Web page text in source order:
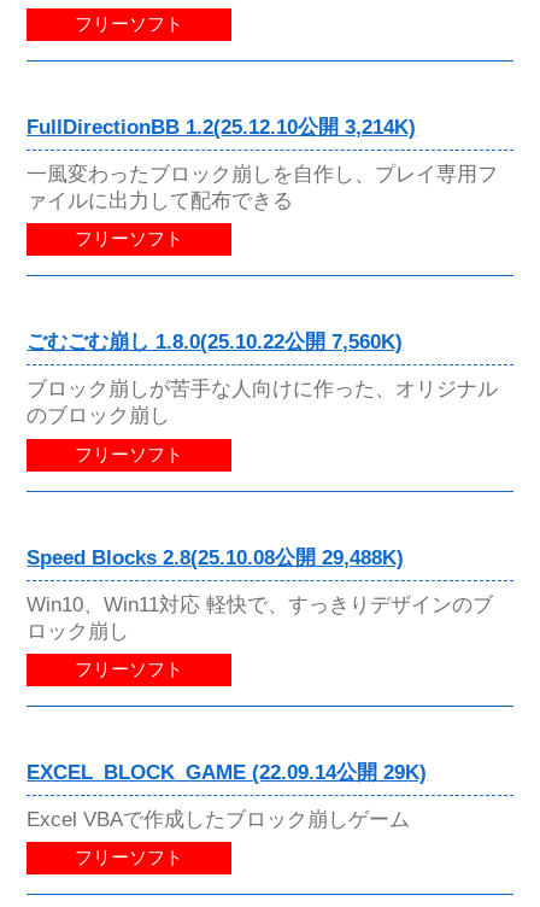
フリーソフト
FullDirectionBB 1.2(25.12.10公開 3,214K)
一風変わったブロック崩しを自作し、プレイ専用フ
ァイルに出力して配布できる
フリーソフト
ごむごむ崩し 1.8.0(25.10.22公開 7,560K)
ブロック崩しが苦手な人向けに作った、オリジナル
のブロック崩し
フリーソフト
Speed Blocks 2.8(25.10.08公開 29,488K)
Win10、Win11対応 軽快で、すっきりデザインのブ
ロック崩し
フリーソフト
EXCEL_BLOCK_GAME (22.09.14公開 29K)
Excel VBAで作成したブロック崩しゲーム
フリーソフト